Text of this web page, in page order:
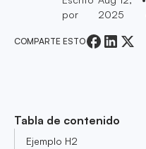
por
2025
COMPARTE ESTO
Tabla de contenido
Ejemplo H2